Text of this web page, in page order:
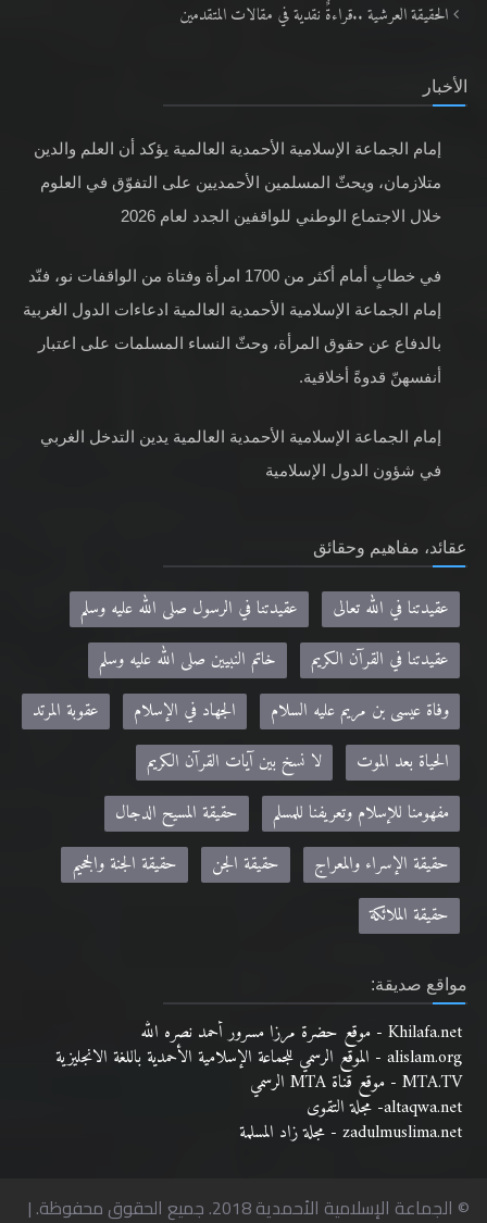
الحقيقة العرشية ..قراءةٌ نقدية في مقالات المتقدمين
الأخبار
إمام الجماعة الإسلامية الأحمدية العالمية يؤكد أن العلم والدين
متلازمان، ويحثّ المسلمين الأحمديين على التفوّق في العلوم
خلال الاجتماع الوطني للواقفين الجدد لعام 2026
في خطابٍ أمام أكثر من 1700 امرأة وفتاة من الواقفات نو، فنّد
إمام الجماعة الإسلامية الأحمدية العالمية ادعاءات الدول الغربية
بالدفاع عن حقوق المرأة، وحثّ النساء المسلمات على اعتبار
أنفسهنّ قدوةً أخلاقية.
إمام الجماعة الإسلامية الأحمدية العالمية يدين التدخل الغربي
في شؤون الدول الإسلامية
عقائد، مفاهيم وحقائق
عقيدتنا في الله تعالى
عقيدتنا في الرسول صلى الله عليه وسلم
عقيدتنا في القرآن الكريم
خاتم النبيين صلى الله عليه وسلم
وفاة عيسى بن مريم عليه السلام
الجهاد في الإسلام
عقوبة المرتد
الحياة بعد الموت
لا نسخ بين آيات القرآن الكريم
مفهومنا للإسلام وتعريفنا للمسلم
حقيقة المسيح الدجال
حقيقة الإسراء والمعراج
حقيقة الجن
حقيقة الجنة والجحيم
حقيقة الملائكة
مواقع صديقة:
Khilafa.net - موقع حضرة مرزا مسرور أحمد نصره الله
alislam.org - الموقع الرسمي للجماعة الإسلامية الأحمدية باللغة الانجليزية
MTA.TV - موقع قناة MTA الرسمي
altaqwa.net- مجلة التقوى
zadulmuslima.net - مجلة زاد المسلمة
© الجماعة الإسلامية الأحمدية 2018. جميع الحقوق محفوظة. |